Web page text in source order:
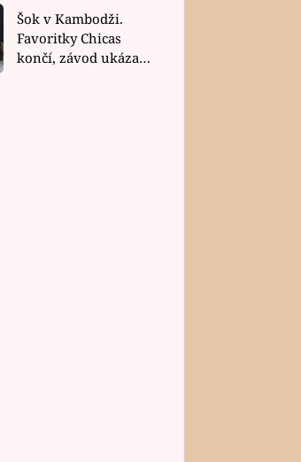
závodu nůž na krku
Šok v Kambodži.
Favoritky Chicas
končí, závod ukázal